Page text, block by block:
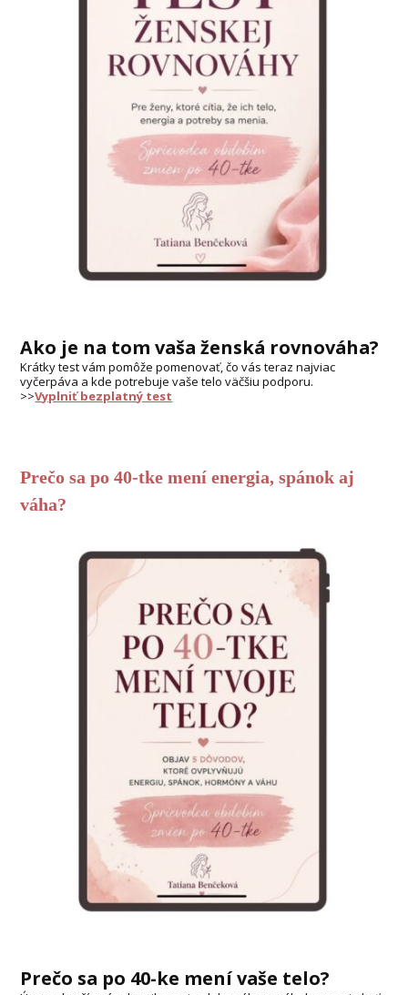
Ako je na tom vaša ženská rovnováha?
Krátky test vám pomôže pomenovať, čo vás teraz najviac
vyčerpáva a kde potrebuje vaše telo väčšiu podporu.
>>Vyplniť bezplatný test
Prečo sa po 40-tke mení energia, spánok aj
váha?
Prečo sa po 40-ke mení vaše telo?